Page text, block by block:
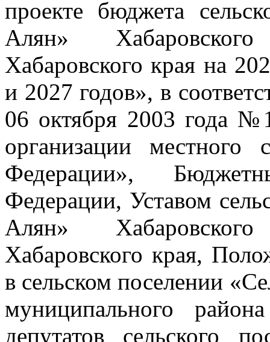
проекте бюджета
Алян»
Хабаровского края на
и 2027 годов», в
06 октября 2003 года
организации местного
Федерации»,
Федерации, Уставом
Алян»
Хабаровского края,
в сельском поселении
муниципального
депутатов сельского